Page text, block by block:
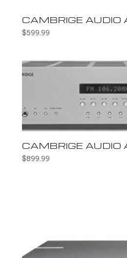
CAMBRIGE AUDIO
$599.99
CAMBRIGE AUDIO
$899.99